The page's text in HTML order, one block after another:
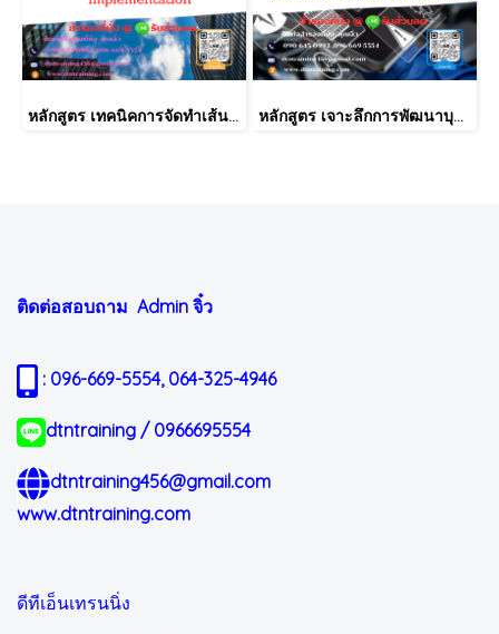
หลักสูตร เทคนิคการจัดทำเส้นทางการฝึกอบรม และการพัฒนาบุคลากร เป็นรายบุคคลอย่างเป็นระบบ Effective Training and Development Road Map & IDP Implementation หลักสูตร เจาะลึกการพัฒนาบุคลากรแบบ 70:20:10 และการติดตามผลหลังการเรียนรู้ที่ได้ผล สำหรับ HR และหัวหน้างานมืออาชีพ
ติดต่อสอบถาม Admin จิ๋ว
: 096-669-5554, 064-325-4946
dtntraining / 0966695554
dtntraining456@gmail.com
www.dtntraining.com
ดีทีเอ็นเทรนนิ่ง